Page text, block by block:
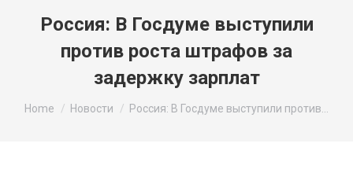
Россия: В Госдуме выступили
против роста штрафов за
задержку зарплат
You are here:
Home Новости Россия: В Госдуме выступили против…